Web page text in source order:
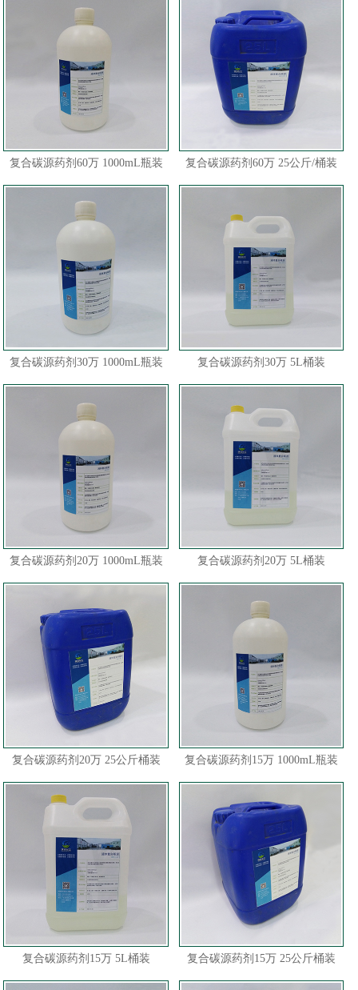
复合碳源药剂60万 1000mL瓶装 复合碳源药剂60万 25公斤/桶装
复合碳源药剂30万 1000mL瓶装 复合碳源药剂30万 5L桶装
复合碳源药剂20万 1000mL瓶装 复合碳源药剂20万 5L桶装
复合碳源药剂20万 25公斤桶装 复合碳源药剂15万 1000mL瓶装
复合碳源药剂15万 5L桶装 复合碳源药剂15万 25公斤桶装